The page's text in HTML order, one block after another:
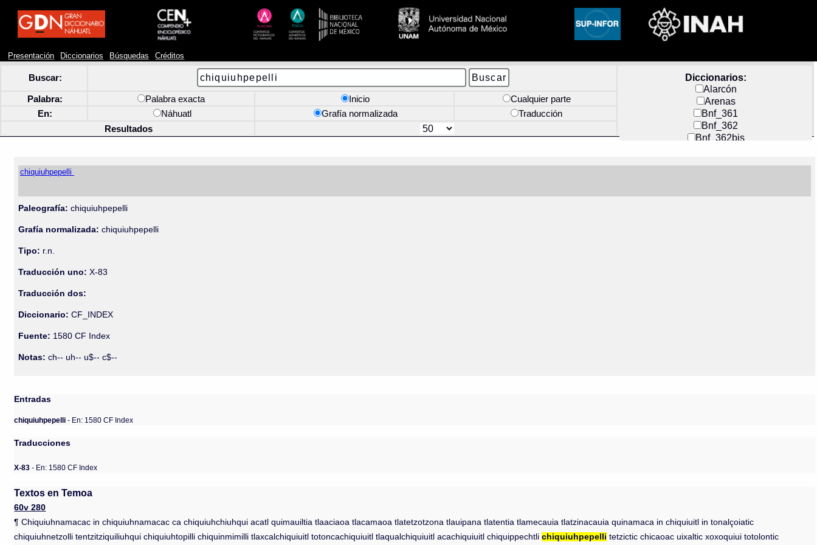
Presentación Diccionarios Búsquedas Créditos
Buscar:
Diccionarios:
Alarcón
Arenas
Bnf_361
Bnf_362
Bnf_362bis
Docs_México
Palabra: Palabra exacta Inicio
Cualquier parte
En:
Náhuatl Grafía normalizada
Traducción
Resultados
chiquiuhpepelli
Paleografía: chiquiuhpepelli
Grafía normalizada: chiquiuhpepelli
Tipo: r.n.
Traducción uno: X-83
Traducción dos:
Diccionario:CF_INDEX
Fuente: 1580 CF Index
Notas: ch-- uh-- u$-- c$--
Entradas
chiquiuhpepelli- En: 1580 CF Index
Traducciones
X-83 - En: 1580 CF Index
Textos en Temoa
60v 280
¶ Chiquiuhnamacac in chiquiuhnamacac ca chiquiuhchiuhqui acatl quimauiltia tlaaciaoa tlacamaoa tlatetzotzona tlauipana tlatentia tlamecauia tlatzinacauia quinamaca in chiquiuitl in tonalçoiatic
chiquiuhnetzolli tentzitziquiliuhqui chiquiuhtopilli chiquinmimilli tlaxcalchiquiuitl totoncachiquiuitl tlaqualchiquiuitl acachiquiuitl chiquippechtlichiquiuhpepelli tetzictic chicaoac uixaltic xoxoquiui totolontic